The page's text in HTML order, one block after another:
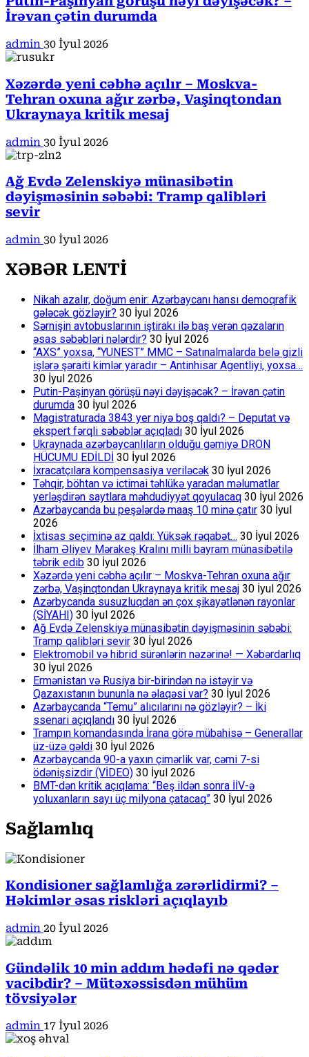
İrəvan çətin durumda
admin 30 İyul 2026
Xəzərdə yeni cəbhə açılır – Moskva-
Tehran oxuna ağır zərbə, Vaşinqtondan
Ukraynaya kritik mesaj
admin 30 İyul 2026
Ağ Evdə Zelenskiyə münasibətin
dəyişməsinin səbəbi: Tramp qalibləri
sevir
admin 30 İyul 2026
XƏBƏR LENTİ
Nikah azalır, doğum enir: Azərbaycanı hansı demoqrafik
gələcək gözləyir? 30 İyul 2026
Sərnişin avtobuslarının iştirakı ilə baş verən qəzaların
əsas səbəbləri nələrdir? 30 İyul 2026
“AXS” yoxsa, “YUNEST” MMC – Satınalmalarda belə gizli
işlərə şəraiti kimlər yaradır – Antinhisar Agentliyi, yoxsa…
30 İyul 2026
Putin-Paşinyan görüşü nəyi dəyişəcək? – İrəvan çətin
durumda 30 İyul 2026
Magistraturada 3843 yer niyə boş qaldı? – Deputat və
ekspert fərqli səbəblər açıqladı 30 İyul 2026
Ukraynada azərbaycanlıların olduğu gəmiyə DRON
HÜCUMU EDİLDİ 30 İyul 2026
İxracatçılara kompensasiya veriləcək 30 İyul 2026
Təhqir, böhtan və ictimai təhlükə yaradan məlumatlar
yerləşdirən saytlara məhdudiyyət qoyulacaq 30 İyul 2026
Azərbaycanda bu peşələrdə maaş 10 minə çatır 30 İyul
2026
İxtisas seçiminə az qaldı: Yüksək rəqabət… 30 İyul 2026
İlham Əliyev Mərakeş Kralını milli bayram münasibətilə
təbrik edib 30 İyul 2026
Xəzərdə yeni cəbhə açılır – Moskva-Tehran oxuna ağır
zərbə, Vaşinqtondan Ukraynaya kritik mesaj 30 İyul 2026
Azərbycanda susuzluqdan ən çox şikayətlənən rayonlar
(SİYAHI) 30 İyul 2026
Ağ Evdə Zelenskiyə münasibətin dəyişməsinin səbəbi:
Tramp qalibləri sevir 30 İyul 2026
Elektromobil və hibrid sürənlərin nəzərinə! — Xəbərdarlıq
30 İyul 2026
Ermənistan və Rusiya bir-birindən nə istəyir və
Qazaxıstanın bununla nə əlaqəsi var? 30 İyul 2026
Azərbaycanda “Temu” alıcılarını nə gözləyir? – İki
ssenari açıqlandı 30 İyul 2026
Trampın komandasında İrana görə mübahisə – Generallar
üz-üzə gəldi 30 İyul 2026
Azərbaycanda 90-a yaxın çimərlik var, cəmi 7-si
ödənişsizdir (VİDEO) 30 İyul 2026
BMT-dən kritik açıqlama: “Beş ildən sonra İİV-ə
yoluxanların sayı üç milyona çatacaq” 30 İyul 2026
Sağlamlıq
Kondisioner sağlamlığa zərərlidirmi? –
Həkimlər əsas riskləri açıqlayıb
admin 20 İyul 2026
Gündəlik 10 min addım hədəfi nə qədər
vacibdir? – Mütəxəssisdən mühüm
tövsiyələr
admin 17 İyul 2026